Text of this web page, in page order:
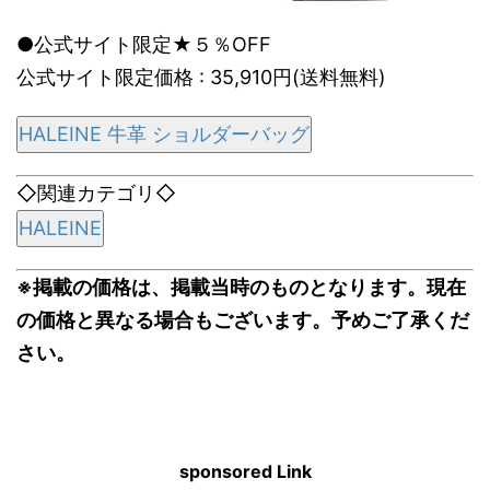
●公式サイト限定★５％OFF
公式サイト限定価格 : 35,910円(送料無料)
HALEINE 牛革 ショルダーバッグ
◇関連カテゴリ◇
HALEINE
※掲載の価格は、掲載当時のものとなります。現在
の価格と異なる場合もございます。予めご了承くだ
さい。
sponsored Link